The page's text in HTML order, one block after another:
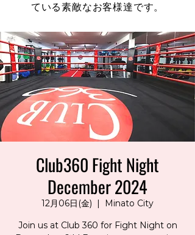
ている素敵なお客様達です。
Club360 Fight Night
December 2024
12月06日(金)
  |
Minato City
Join us at Club 360 for Fight Night on